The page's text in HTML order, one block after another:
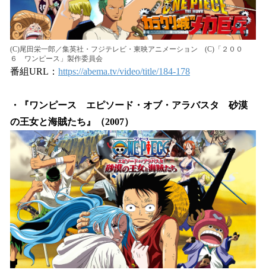
(C)尾田栄一郎／集英社・フジテレビ・東映アニメーション (C)「２００
６ ワンピース」製作委員会
番組URL： https://abema.tv/video/title/184-178
・『ワンピース エピソード・オブ・アラバスタ 砂漠
の王女と海賊たち』（2007）